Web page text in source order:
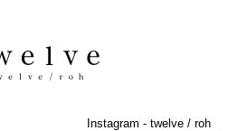
Instagram - twelve / roh